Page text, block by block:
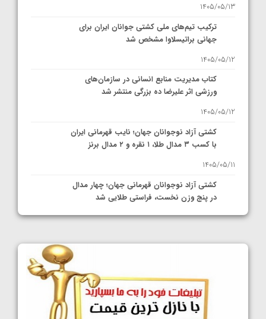
1405/05/13
ترکیب تیم‌های ملی کشتی جوانان ایران برای
جهانی براتیسلاوا مشخص شد
1405/05/12
کتاب مدیریت منابع انسانی در سازمان‌های
ورزشی اثر علیرضا ده بزرگی منتشر شد
1405/05/12
کشتی آزاد نوجوانان جهان؛ نایب قهرمانی ایران
با کسب ۳ مدال طلا، ۱ نقره و ۲ مدال برنز
1405/05/11
کشتی آزاد نوجوانان قهرمانی جهان؛ چهار مدال
در پنج وزن نخست، فراستی طلایی شد
1405/05/11
کشتی آزاد نوجوانان جهان؛ رقبای نمایندگان
ایران مشخص شدند